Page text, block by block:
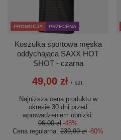
PROMOCJA PRZECENA
Koszulka sportowa męska
oddychająca SAXX HOT
SHOT - czarna
49,00 zł / szt.
Najniższa cena produktu w
okresie 30 dni przed
wprowadzeniem obniżki:
96,00 zł -48%
Cena regularna: 239,99 zł -80%